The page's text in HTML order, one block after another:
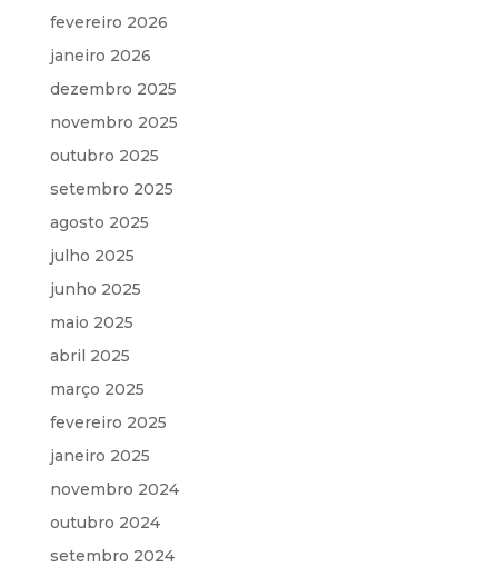
fevereiro 2026
janeiro 2026
dezembro 2025
novembro 2025
outubro 2025
setembro 2025
agosto 2025
julho 2025
junho 2025
maio 2025
abril 2025
março 2025
fevereiro 2025
janeiro 2025
novembro 2024
outubro 2024
setembro 2024